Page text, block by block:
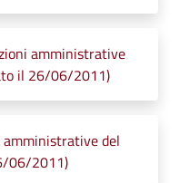
amministrative
il 26/06/2011)
del
06/2011)